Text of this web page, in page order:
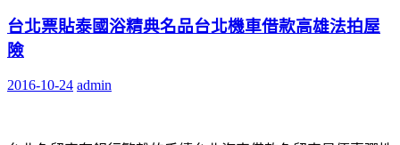
台北票貼泰國浴精典名品台北機車借款高雄法拍屋
險
2016-10-24 admin